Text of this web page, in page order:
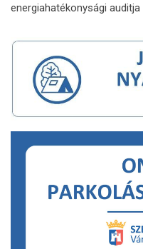
energiahatékonysági auditja